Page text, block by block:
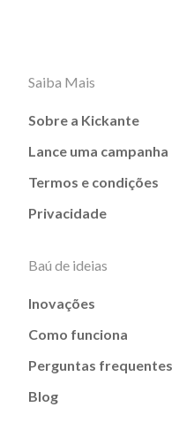
Saiba Mais
Sobre a Kickante
Lance uma campanha
Termos e condições
Privacidade
Baú de ideias
Inovações
Como funciona
Perguntas frequentes
Blog